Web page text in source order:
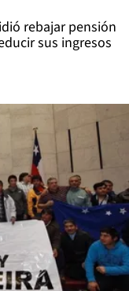
rebajar pensión
sus ingresos